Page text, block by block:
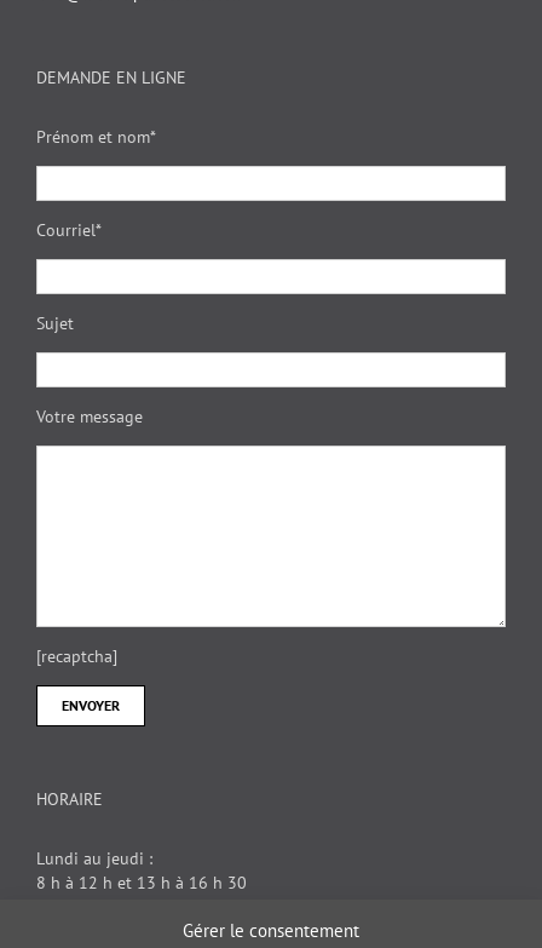
Gérer le consentement
DEMANDE EN LIGNE
Prénom et nom*
Courriel*
Sujet
Votre message
[recaptcha]
HORAIRE
Lundi au jeudi :
8 h à 12 h et 13 h à 16 h 30